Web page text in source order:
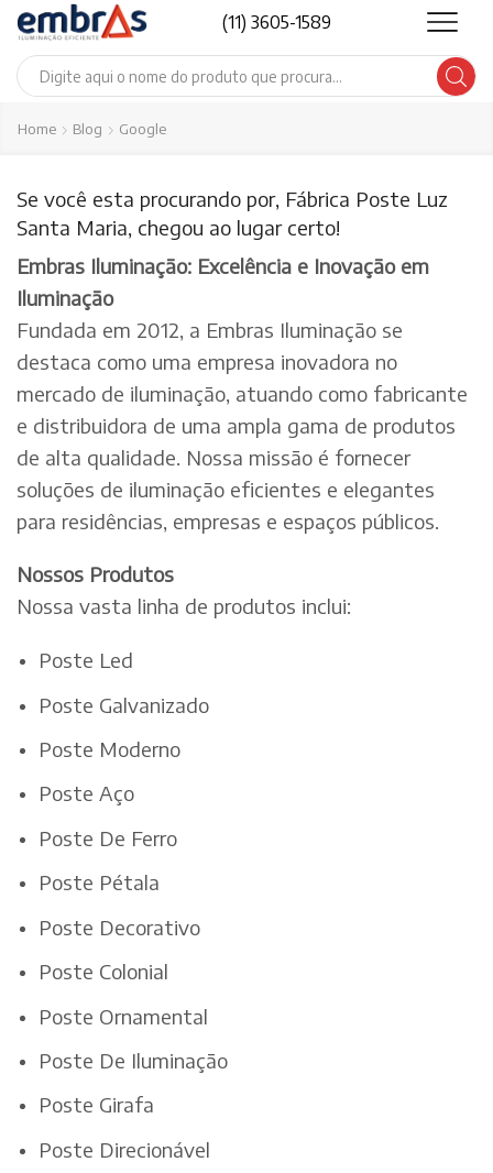
(11) 3605-1589
Search
Home Blog Google
Se você esta procurando por, Fábrica Poste Luz
Santa Maria, chegou ao lugar certo!
Embras Iluminação: Excelência e Inovação em
Iluminação
Fundada em 2012, a Embras Iluminação se
destaca como uma empresa inovadora no
mercado de iluminação, atuando como fabricante
e distribuidora de uma ampla gama de produtos
de alta qualidade. Nossa missão é fornecer
soluções de iluminação eficientes e elegantes
para residências, empresas e espaços públicos.
Nossos Produtos
Nossa vasta linha de produtos inclui:
Poste Led
Poste Galvanizado
Poste Moderno
Poste Aço
Poste De Ferro
Poste Pétala
Poste Decorativo
Poste Colonial
Poste Ornamental
Poste De Iluminação
Poste Girafa
Poste Direcionável